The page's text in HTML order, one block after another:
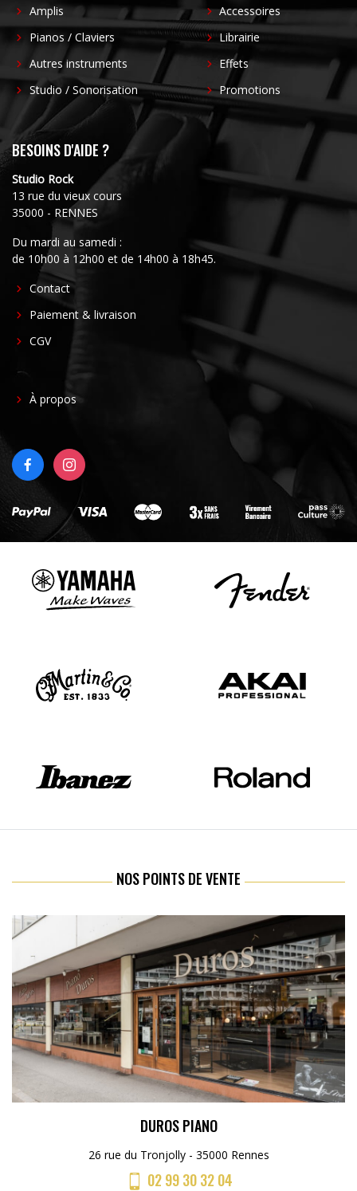
Amplis
Pianos / Claviers
Autres instruments
Studio / Sonorisation
Accessoires
Librairie
Effets
Promotions
BESOINS D'AIDE ?
Studio Rock
13 rue du vieux cours
35000 - RENNES
Du mardi au samedi :
de 10h00 à 12h00 et de 14h00 à 18h45.
FOOTER
CENTER
Contact
Paiement & livraison
CGV
FOOTER
À propos
FACEBOOKINSTAGRAM
NOS POINTS DE VENTE
DUROS PIANO
26 rue du Tronjolly - 35000 Rennes
02 99 30 32 04